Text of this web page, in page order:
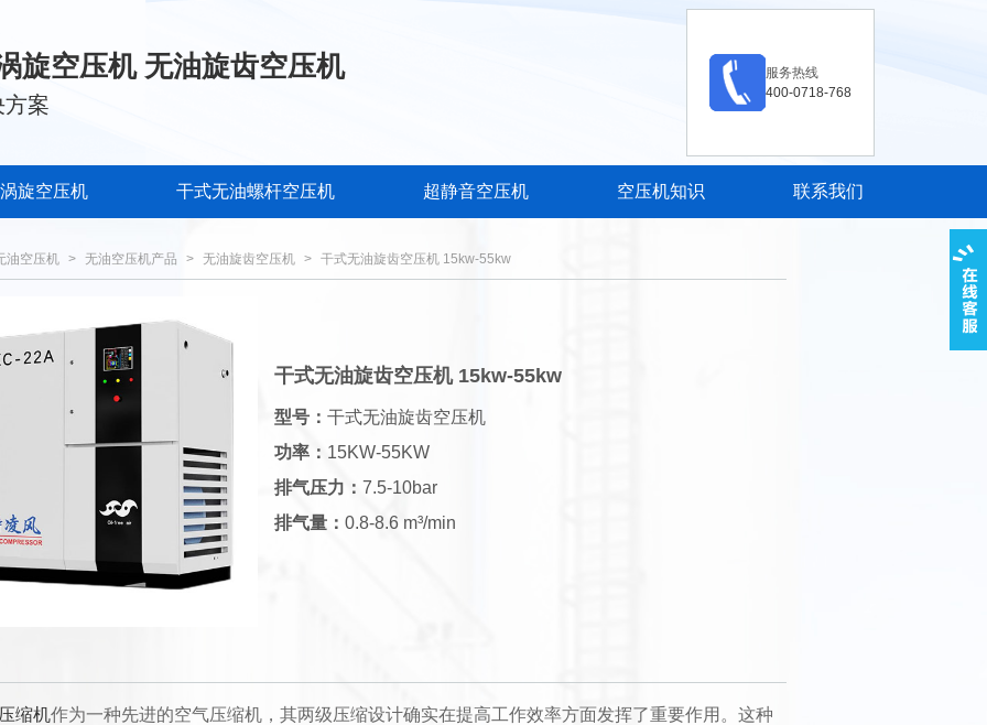
旋空压机 无油旋齿空压机
案
服务热线
400-0718-768
旋空压机 干式无油螺杆空压机 超静音空压机 空压机知识 联系我们
油空压机 > 无油空压机产品 > 无油旋齿空压机 > 干式无油旋齿空压机 15kw-55kw
干式无油旋齿空压机 15kw-55kw
型号： 干式无油旋齿空压机
功率： 15KW-55KW
排气压力： 7.5-10bar
排气量： 0.8-8.6 m³/min
缩机作为一种先进的空气压缩机，其两级压缩设计确实在提高工作效率方面发挥了重要作用。这种